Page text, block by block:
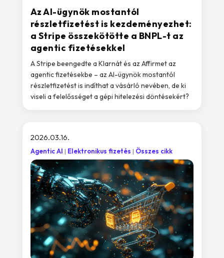
Az AI-ügynök mostantól
részletfizetést is kezdeményezhet:
a Stripe összekötötte a BNPL-t az
agentic fizetésekkel
A Stripe beengedte a Klarnát és az Affirmet az
agentic fizetésekbe – az AI-ügynök mostantól
részletfizetést is indíthat a vásárló nevében, de ki
viseli a felelősséget a gépi hitelezési döntésekért?
2026.03.16.
Agentic AI Elektronikus fizetés Összes cikk